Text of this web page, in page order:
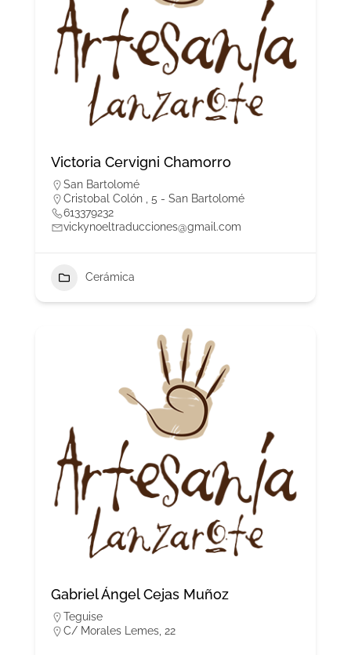
Victoria Cervigni Chamorro
San Bartolomé
Cristobal Colón , 5 - San Bartolomé
613379232
vickynoeltraducciones@gmail.com
Cerámica
Gabriel Ángel Cejas Muñoz
Teguise
C/ Morales Lemes, 22